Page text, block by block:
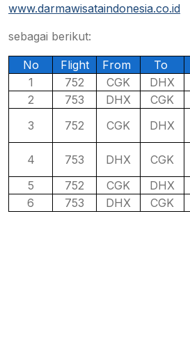
www.darmawisataindonesia.co.id
sebagai berikut:
No Flight From To
1
752 CGK DHX
2
753 DHX CGK
3
752 CGK DHX
4 753 DHX CGK
5
752 CGK DHX
6
753 DHX CGK